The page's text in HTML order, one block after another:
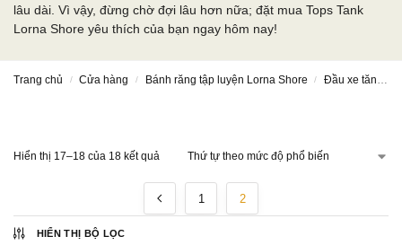
lâu dài. Vì vậy, đừng chờ đợi lâu hơn nữa; đặt mua Tops Tank
Lorna Shore yêu thích của bạn ngay hôm nay!
Trang chủ / Cửa hàng / Bánh răng tập luyện Lorna Shore / Đầu xe tăng Lorna Shore
HIỂN THỊ BỘ LỌC
Hiển thị 17–18 của 18 kết quả
1 2